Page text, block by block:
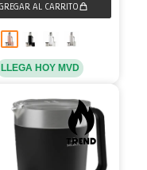
LLEGA HOY MVD